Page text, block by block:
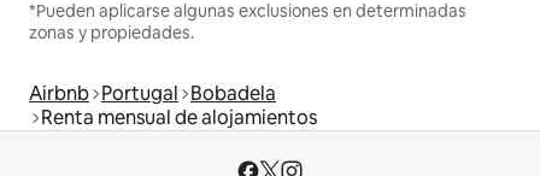
*Pueden aplicarse algunas exclusiones en determinadas
zonas y propiedades.
Airbnb Portugal Bobadela
Renta mensual de alojamientos